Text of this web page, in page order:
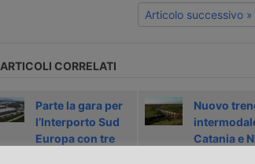
Articolo successivo »
ARTICOLI CORRELATI
Parte la gara per
l’Interporto Sud
Europa con tre
Nuovo
Catania e